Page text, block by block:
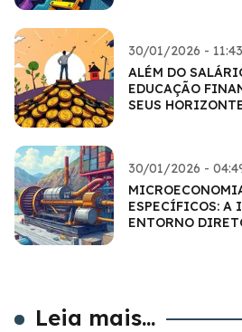
30/01/2026 - 11:43
ALÉM DO
EDUCAÇÃO
SEUS
30/01/2026 -
ESPECÍFICOS: A
ENTORNO
Leia mais...